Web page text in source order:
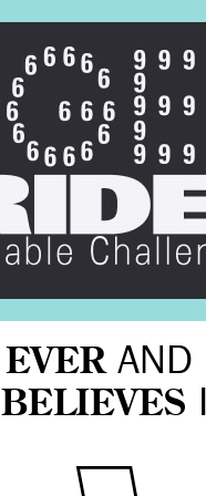
EVERAND
BELIEVES